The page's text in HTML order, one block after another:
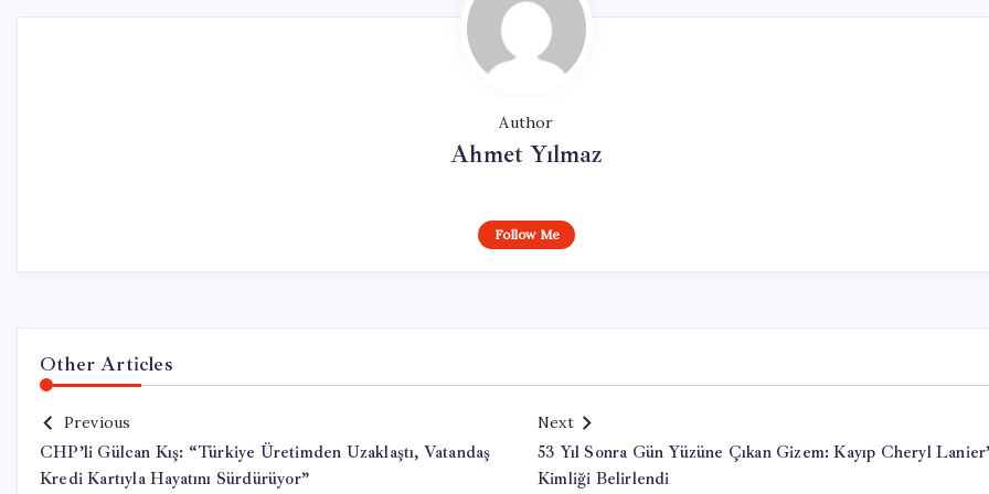
Author
Ahmet Yılmaz
Follow Me
Other Articles
Previous
CHP’li Gülcan Kış: “Türkiye Üretimden Uzaklaştı, Vatandaş
Kredi Kartıyla Hayatını Sürdürüyor”
Next
53 Yıl Sonra Gün Yüzüne Çıkan Gizem: Kayıp Cheryl
Kimliği Belirlendi